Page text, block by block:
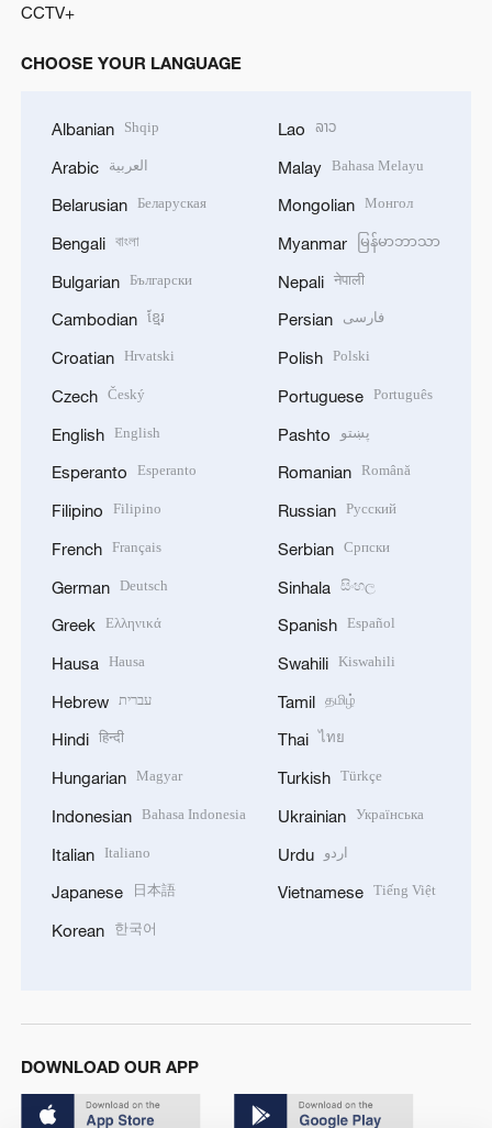
CCTV+
CHOOSE YOUR LANGUAGE
Albanian Shqip
Arabic العربية
Belarusian Беларуская
Bengali বাংলা
Bulgarian Български
Cambodian ខ្មែរ
Croatian Hrvatski
Czech Český
English English
Esperanto Esperanto
Filipino Filipino
French Français
German Deutsch
Greek Ελληνικά
Hausa Hausa
Hebrew עברית
Hindi हिन्दी
Hungarian Magyar
Indonesian Bahasa Indonesia
Italian Italiano
Japanese 日本語
Korean 한국어
Lao ລາວ
Malay Bahasa Melayu
Mongolian Монгол
Myanmar မြန်မာဘာသာ
Nepali नेपाली
Persian فارسی
Polish Polski
Portuguese Português
Pashto پښتو
Romanian Română
Russian Русский
Serbian Српски
Sinhala සිංහල
Spanish Español
Swahili Kiswahili
Tamil தமிழ்
Thai ไทย
Turkish Türkçe
Ukrainian Українська
Urdu اردو
Vietnamese Tiếng Việt
DOWNLOAD OUR APP